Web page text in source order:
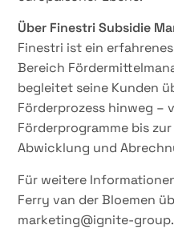
Über Finestri Subsidie
Finestri ist ein
Bereich
begleitet seine Kunden
Förderprozess hinweg –
Förderprogramme bis
Abwicklung und
Für weitere
Ferry van der Bloemen
marketing@ignite-